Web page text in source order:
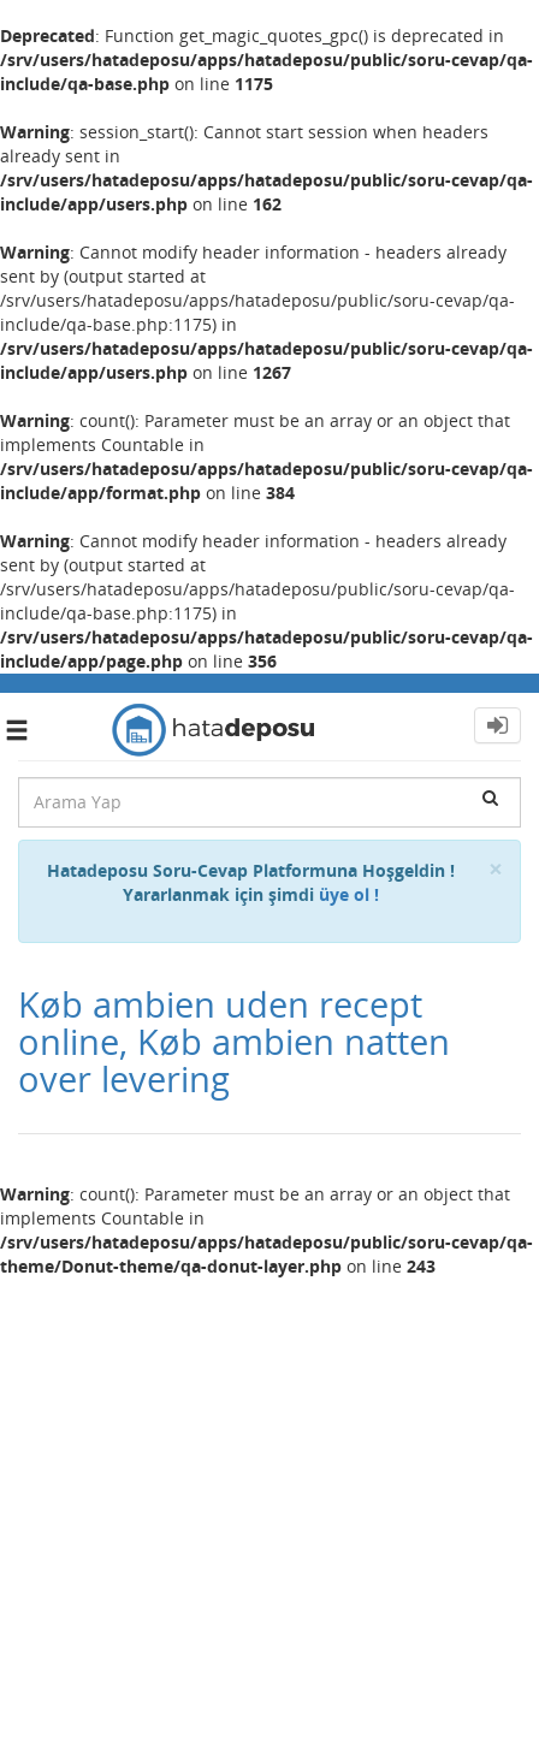
Deprecated: Function get_magic_quotes_gpc() is deprecated in
/srv/users/hatadeposu/apps/hatadeposu/public/soru-cevap/qa-
include/qa-base.php on line 1175
Warning: session_start(): Cannot start session when headers
already sent in
/srv/users/hatadeposu/apps/hatadeposu/public/soru-cevap/qa-
include/app/users.php on line 162
Warning: Cannot modify header information - headers already
sent by (output started at
/srv/users/hatadeposu/apps/hatadeposu/public/soru-cevap/qa-
include/qa-base.php:1175) in
/srv/users/hatadeposu/apps/hatadeposu/public/soru-cevap/qa-
include/app/users.php on line 1267
Warning: count(): Parameter must be an array or an object that
implements Countable in
/srv/users/hatadeposu/apps/hatadeposu/public/soru-cevap/qa-
include/app/format.php on line 384
Warning: Cannot modify header information - headers already
sent by (output started at
/srv/users/hatadeposu/apps/hatadeposu/public/soru-cevap/qa-
include/qa-base.php:1175) in
/srv/users/hatadeposu/apps/hatadeposu/public/soru-cevap/qa-
include/app/page.php on line 356
Toggle
×
Hatadeposu Soru-Cevap Platformuna Hoşgeldin !
Yararlanmak için şimdi üye ol !
Køb ambien uden recept
online, Køb ambien natten
over levering
Warning: count(): Parameter must be an array or an object that
implements Countable in
/srv/users/hatadeposu/apps/hatadeposu/public/soru-cevap/qa-
theme/Donut-theme/qa-donut-layer.php on line 243